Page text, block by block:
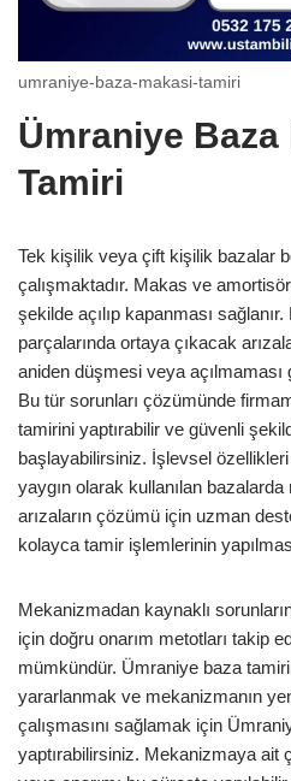
umraniye-baza-makasi-tamiri
Ümraniye Baza
Tamiri
Tek kişilik veya çift kişilik bazalar
çalışmaktadır. Makas ve
şekilde açılıp kapanması
parçalarında ortaya çıkacak
aniden düşmesi veya açılmaması
Bu tür sorunları çözümünde
tamirini yaptırabilir ve güvenli
başlayabilirsiniz. İşlevsel
yaygın olarak kullanılan
arızaların çözümü için uzman
kolayca tamir işlemlerinin
Mekanizmadan kaynaklı
için doğru onarım metotları takip
mümkündür. Ümraniye baza
yararlanmak ve mekanizmanın
çalışmasını sağlamak için
yaptırabilirsiniz. Mekanizmaya ait